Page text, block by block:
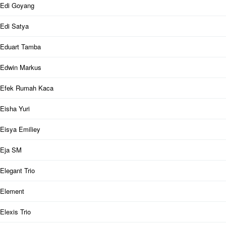
Edi Goyang
Edi Satya
Eduart Tamba
Edwin Markus
Efek Rumah Kaca
Eisha Yuri
Eisya Emiliey
Eja SM
Elegant Trio
Element
Elexis Trio